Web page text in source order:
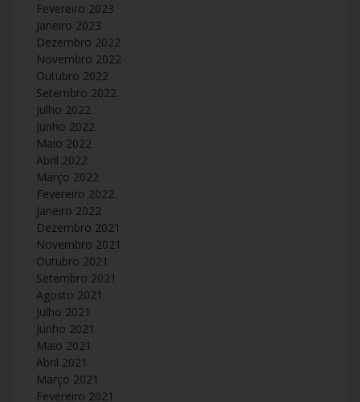
Fevereiro 2023
Janeiro 2023
Dezembro 2022
Novembro 2022
Outubro 2022
Setembro 2022
Julho 2022
Junho 2022
Maio 2022
Abril 2022
Março 2022
Fevereiro 2022
Janeiro 2022
Dezembro 2021
Novembro 2021
Outubro 2021
Setembro 2021
Agosto 2021
Julho 2021
Junho 2021
Maio 2021
Abril 2021
Março 2021
Fevereiro 2021